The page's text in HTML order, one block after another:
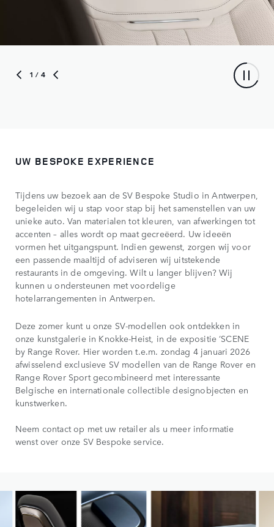
1 / 4
UW BESPOKE EXPERIENCE
Tijdens uw bezoek aan de SV Bespoke Studio in Antwerpen,
begeleiden wij u stap voor stap bij het samenstellen van uw
unieke auto. Van materialen tot kleuren, van afwerkingen tot
accenten – alles wordt op maat gecreëerd. Uw ideeën
vormen het uitgangspunt. Indien gewenst, zorgen wij voor
een passende maaltijd of adviseren wij uitstekende
restaurants in de omgeving. Wilt u langer blijven? Wij
kunnen u ondersteunen met voordelige
hotelarrangementen in Antwerpen.
Deze zomer kunt u onze SV-modellen ook ontdekken in
onze kunstgalerie in Knokke-Heist, in de expositie ‘SCENE
by Range Rover. Hier worden t.e.m. zondag 4 januari 2026
afwisselend exclusieve SV modellen van de Range Rover en
Range Rover Sport gecombineerd met interessante
Belgische en internationale collectible designobjecten en
kunstwerken.
Neem contact op met uw retailer als u meer informatie
wenst over onze SV Bespoke service.